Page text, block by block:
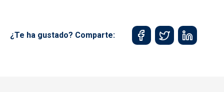
¿Te ha gustado? Comparte: